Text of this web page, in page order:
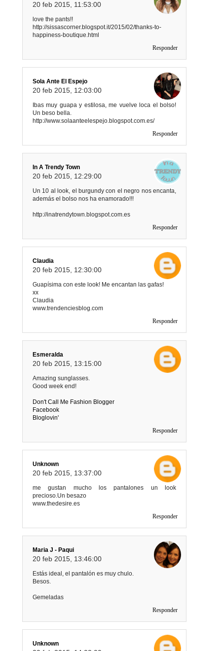
20 feb 2015, 11:53:00
love the pants!!
http://sissascorner.blogspot.it/2015/02/thanks-to-
happiness-boutique.html
Responder
Sola Ante El Espejo
20 feb 2015, 12:03:00
Ibas muy guapa y estilosa, me vuelve loca el bolso!
Un beso bella.
http://www.solaanteelespejo.blogspot.com.es/
Responder
In A Trendy Town
20 feb 2015, 12:29:00
Un 10 al look, el burgundy con el negro nos encanta,
además el bolso nos ha enamorado!!!
http://inatrendytown.blogspot.com.es
Responder
Claudia
20 feb 2015, 12:30:00
Guapísima con este look! Me encantan las gafas!
xx
Claudia
www.trendenciesblog.com
Responder
Esmeralda
20 feb 2015, 13:15:00
Amazing sunglasses.
Good week end!
Don't Call Me Fashion Blogger
Facebook
Bloglovin'
Responder
Unknown
20 feb 2015, 13:37:00
me gustan mucho los pantalones un look
precioso.Un besazo
www.thedesire.es
Responder
Maria J - Paqui
20 feb 2015, 13:46:00
Estás ideal, el pantalón es muy chulo.
Besos.
Gemeladas
Responder
Unknown